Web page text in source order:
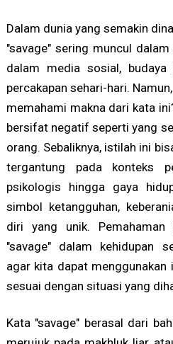
Dalam dunia yang semakin
"savage" sering muncul
dalam media sosial,
percakapan sehari-hari.
memahami makna dari kata
bersifat negatif seperti yang
orang. Sebaliknya, istilah ini
tergantung pada konteks
psikologis hingga gaya
simbol ketangguhan,
diri yang unik.
"savage" dalam kehidupan
agar kita dapat
sesuai dengan situasi yang
Kata "savage" berasal dari